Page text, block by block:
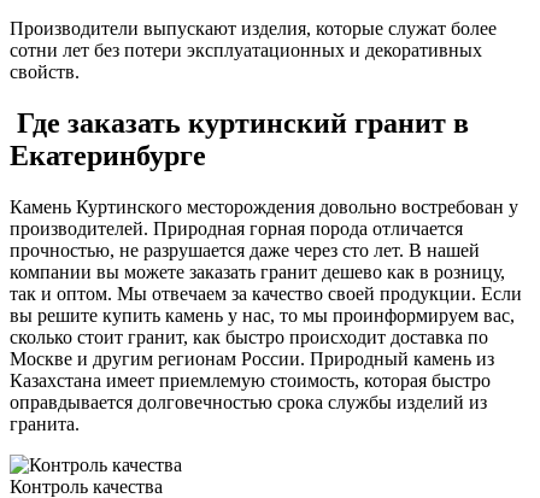
Производители выпускают изделия, которые служат более
сотни лет без потери эксплуатационных и декоративных
свойств.
Где заказать куртинский гранит в
Екатеринбурге
Камень Куртинского месторождения довольно востребован у
производителей. Природная горная порода отличается
прочностью, не разрушается даже через сто лет. В нашей
компании вы можете заказать гранит дешево как в розницу,
так и оптом. Мы отвечаем за качество своей продукции. Если
вы решите купить камень у нас, то мы проинформируем вас,
сколько стоит гранит, как быстро происходит доставка по
Москве и другим регионам России. Природный камень из
Казахстана имеет приемлемую стоимость, которая быстро
оправдывается долговечностью срока службы изделий из
гранита.
Контроль качества